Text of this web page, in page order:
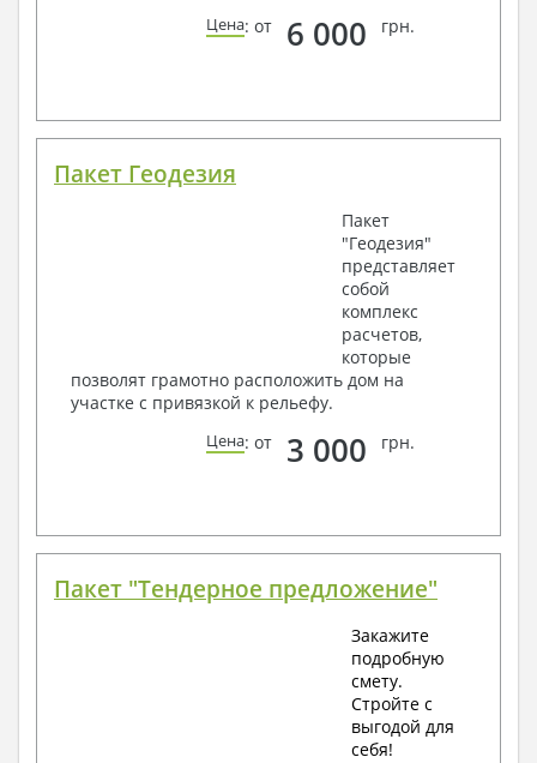
Цена: от 6 000 грн.
Пакет Геодезия
Пакет
"Геодезия"
представляет
собой
комплекс
расчетов,
которые
позволят грамотно расположить дом на
участке с привязкой к рельефу.
Цена: от 3 000 грн.
Пакет "Тендерное предложение"
Закажите
подробную
смету.
Стройте с
выгодой для
себя!